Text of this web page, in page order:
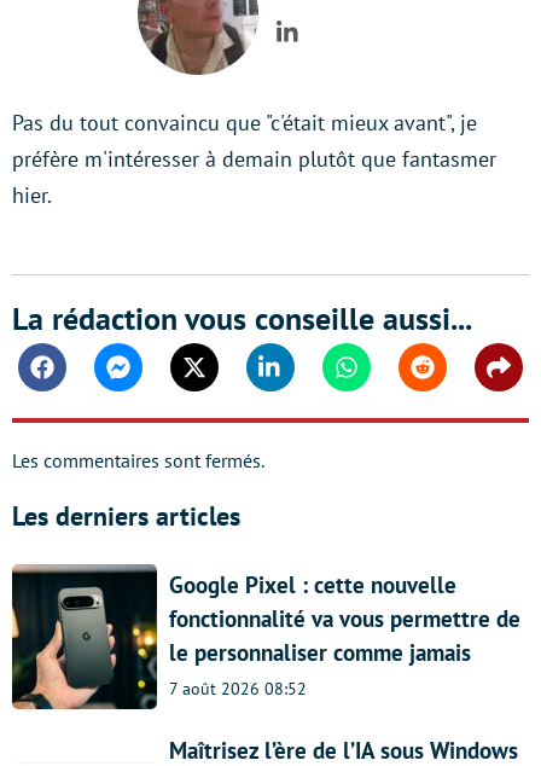
LinkedIn
Pas du tout convaincu que "c'était mieux avant", je
préfère m'intéresser à demain plutôt que fantasmer
hier.
La rédaction vous conseille aussi...
FacebookMessengerTwitter Linkedin WhatsappReddit
Les commentaires sont fermés.
Les derniers articles
Google Pixel : cette nouvelle
fonctionnalité va vous permettre de
le personnaliser comme jamais
7 août 2026 08:52
Maîtrisez l’ère de l’IA sous Windows